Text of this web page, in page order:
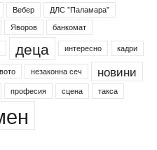
Вебер
ДЛС "Паламара"
Яворов
банкомат
деца интересно кадри
незаконна сеч новини
професия сцена такса